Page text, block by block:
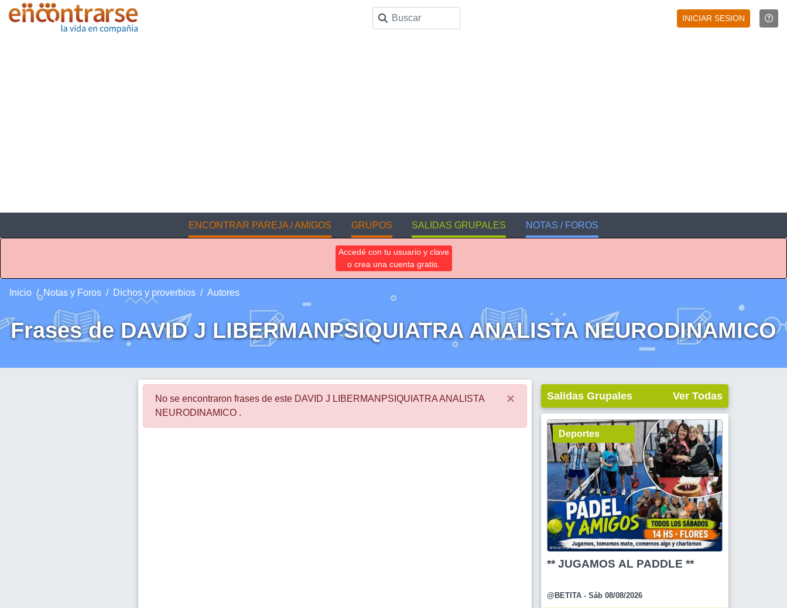
INICIAR SESION
ENCONTRAR PAREJA / AMIGOS GRUPOS SALIDAS GRUPALES NOTAS / FOROS
Accedé con tu usuario y clave
o crea una cuenta gratis.
Inicio Notas y Foros Dichos y proverbios Autores
Frases de DAVID J LIBERMANPSIQUIATRA ANALISTA NEURODINAMICO
No se encontraron frases de este DAVID J LIBERMANPSIQUIATRA ANALISTA
NEURODINAMICO .
× Salidas Grupales Ver Todas
Deportes
** JUGAMOS AL PADDLE **
@BETITA - Sáb 08/08/2026